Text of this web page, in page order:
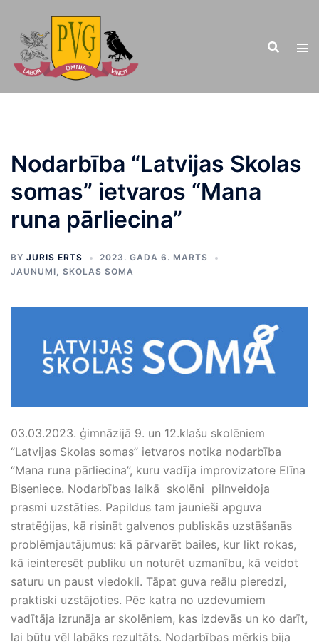
saturu
Nodarbība “Latvijas Skolas
somas” ietvaros “Mana
runa pārliecina”
BY JURIS ERTS
2023. GADA 6. MARTS
JAUNUMI, SKOLAS SOMA
03.03.2023. ģimnāzijā 9. un 12.klašu skolēniem
‘’Latvijas Skolas somas’’ ietvaros notika nodarbība
‘’Mana runa pārliecina’’, kuru vadīja improvizatore Elīna
Biseniece. Nodarbības laikā skolēni pilnveidoja
prasmi uzstāties. Papildus tam jaunieši apguva
stratēģijas, kā risināt galvenos publiskās uzstāšanās
problēmjautājumus: kā pārvarēt bailes, kur likt rokas,
kā ieinteresēt publiku un noturēt uzmanību, kā veidot
saturu un paust viedokli. Tāpat guva reālu pieredzi,
praktiski uzstājoties. Pēc katra no uzdevumiem
vadītāja izrunāja ar skolēniem, kas izdevās un ko darīt,
lai būtu vēl labāks rezultāts. Nodarbības mērķis bija